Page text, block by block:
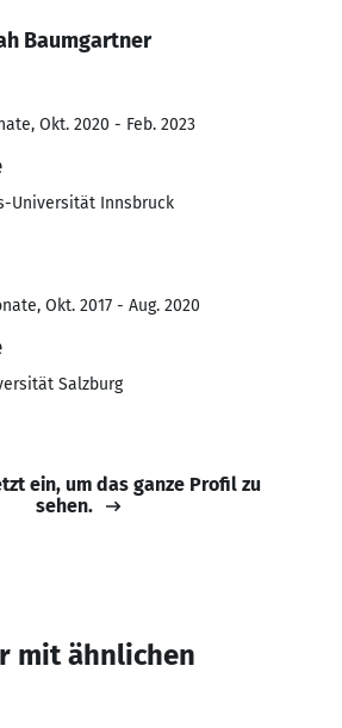
Baumgartner
Okt. 2020 - Feb. 2023
Universität Innsbruck
Okt. 2017 - Aug. 2020
Salzburg
ein, um das ganze Profil zu
sehen.
mit ähnlichen